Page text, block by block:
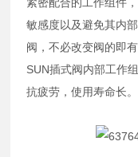
敏感度以及避免其内
阀，不必改变阀的即
SUN插式阀内部工作
抗疲劳，使用寿命长。